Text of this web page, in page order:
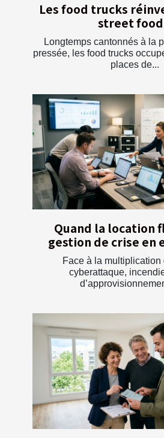
Les food trucks
street food
Longtemps cantonnés à la
pressée, les food trucks
places de...
Quand la location
gestion de crise en
Face à la multiplication
cyberattaque,